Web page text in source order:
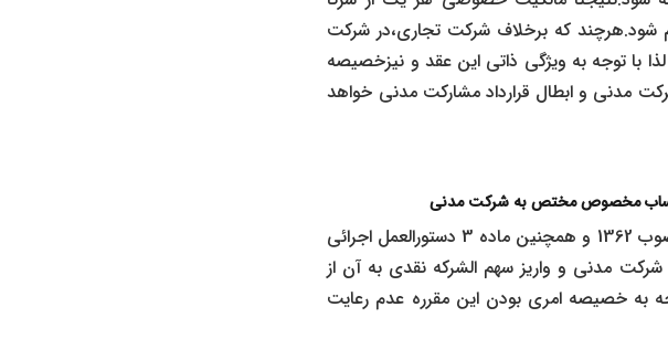
که برخلاف شرکت تجاری،در شرکت
با توجه به ویژگی ذاتی این عقد و نیزخصیصه
مدنی و ابطال قرارداد مشارکت مدنی خواهد
مخصوص مختص به شرکت مدنی
بموجب ماده 20 آئین نامه فصل سوم قانون عملیات بانکی بدون ربا مصوب 1362 و همچنین ماده 3 دستورالعمل اجرائی
حساب به نام شرکت مدنی و واریز سهم الشرکه نقدی به آن از
به خصیصه امری بودن این مقرره عدم رعایت